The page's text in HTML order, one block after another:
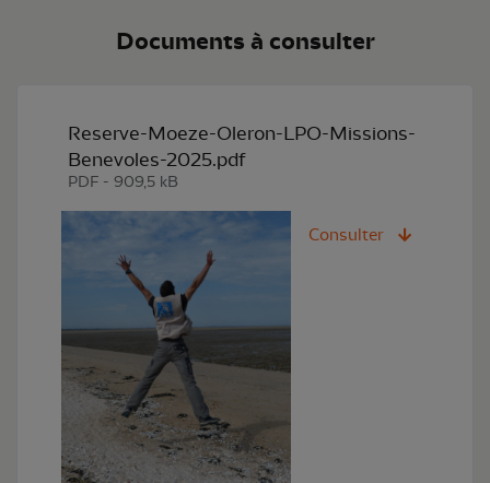
Documents à consulter
Reserve-Moeze-Oleron-LPO-Missions-
Benevoles-2025.pdf
PDF - 909,5 kB
Consulter